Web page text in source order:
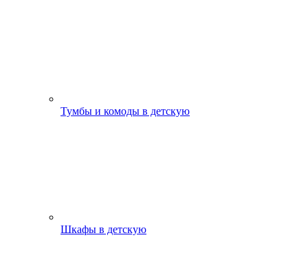
Тумбы и комоды в детскую
Шкафы в детскую